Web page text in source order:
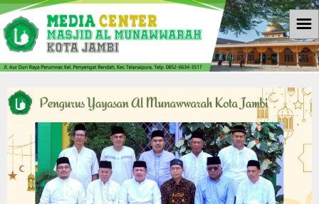
Informasi
Berita
Download
Galleri
☰